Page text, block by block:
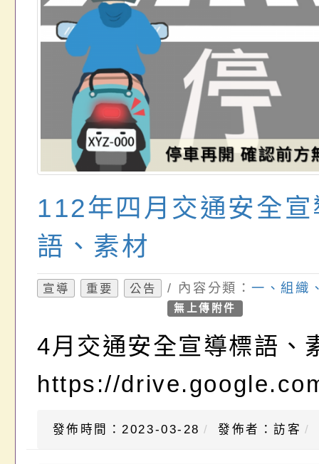
112年四月交通安全宣
語、素材
宣導 重要 公告 / 內容分類：一、組織
無上傳附件
4月交通安全宣導標語、
https://
發佈時間：2023-03-28 發佈者：訪客